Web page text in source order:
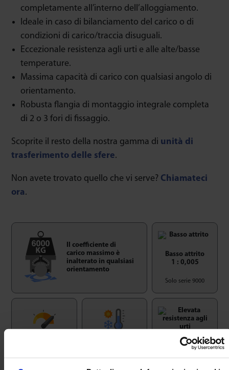
completamente all’interno dell’alloggiamento.
Ideale in caso di bilanciamento del carico o di
condizioni di carico/traccia disuguali.
Eccezionale resistenza agli urti e alle alte/basse
temperature.
Massima capacità di carico con qualsiasi angolo di
orientamento.
Robusta flangia di montaggio integrale completa
di 2 o 3 fori di fissaggio.
Scoprite il resto della nostra gamma di unità di
trasferimento delle sfere.
Non avete trovato quello che vi serve? Chiamateci
ora.
Il coefficiente di
carico massimo è
inalterato in qualsiasi
orientamento
Basso attrito
1 : 0,005
Solo serie 9000
Elevata
resistenza agli